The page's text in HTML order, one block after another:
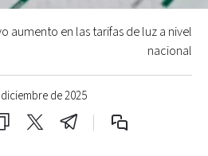
de 2025
aumento en las tarifas de luz a nivel
nacional